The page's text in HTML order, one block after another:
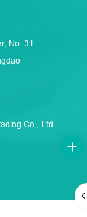
No. 31
Co., Ltd.